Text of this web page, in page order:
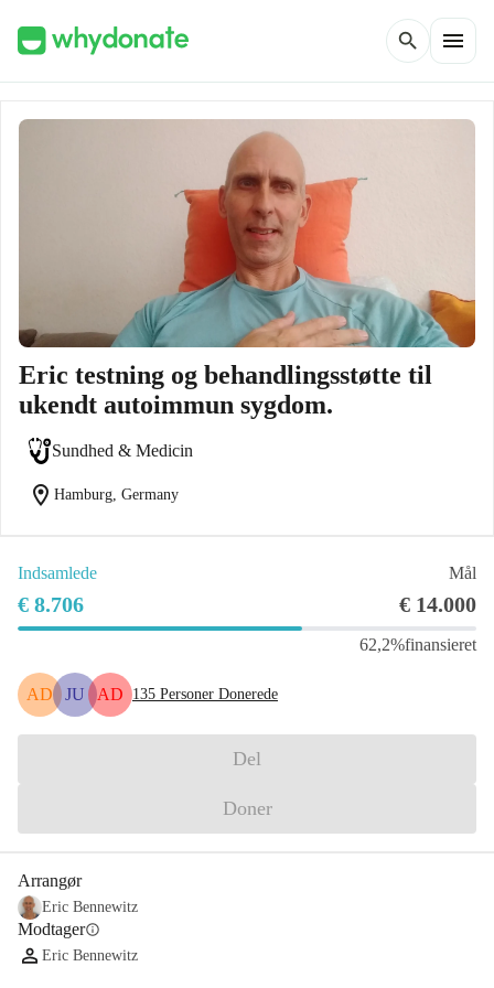
search menu
Eric testning og behandlingsstøtte til
ukendt autoimmun sygdom.
Sundhed & Medicin
location_on Hamburg, Germany
Indsamlede Mål
€ 8.706 € 14.000
62,2%finansieret
AD JU AD 135 Personer Donerede
Del
Doner
Arrangør
Eric Bennewitz
Modtagerinfo
Eric Bennewitz